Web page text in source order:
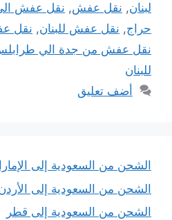
لبنان, نقل عفش, نقل عفش الى
حراج, نقل عفش للبنان, نقل
نقل عفش من جدة الي
للبنان
أضف تعليق
الشحن من السعودية إلى
الشحن من السعودية إلى
الشحن من السعودية إلى قطر